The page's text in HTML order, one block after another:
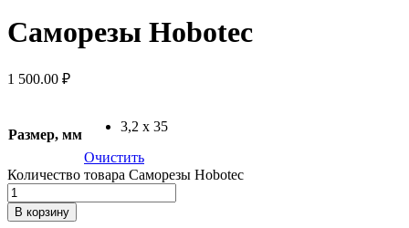
Саморезы Hobotec
1 500.00 ₽
Размер, мм
3,2 x 35
Очистить
Количество товара Саморезы Hobotec
В корзину